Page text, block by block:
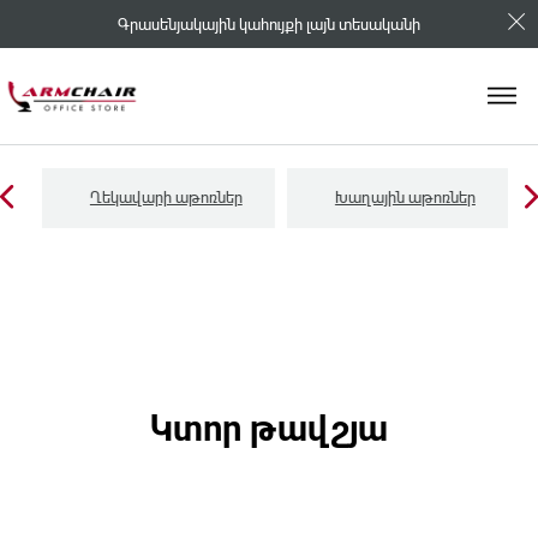
Գրասենյակային կահույքի լայն տեսականի
Ղեկավարի աթոռներ Խաղային աթոռներ
Կտոր թավշյա